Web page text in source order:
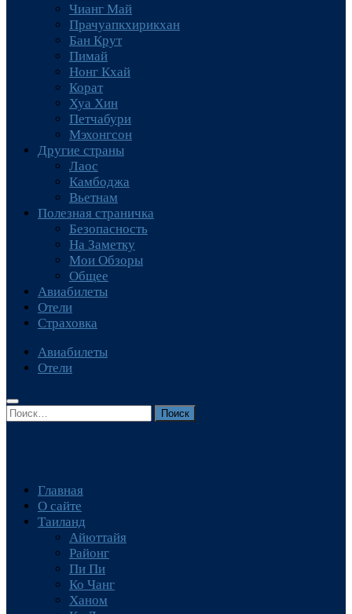
Чианг Май
Прачуапкхирикхан
Бан Крут
Пимай
Нонг Кхай
Корат
Хуа Хин
Петчабури
Мэхонгсон
Другие страны
Лаос
Камбоджа
Вьетнам
Полезная страничка
Безопасность
На Заметку
Мои Обзоры
Общее
Авиабилеты
Отели
Страховка
Авиабилеты
Отели
Найти:
Главная
О сайте
Таиланд
Айюттайя
Районг
Пи Пи
Ко Чанг
Ханом